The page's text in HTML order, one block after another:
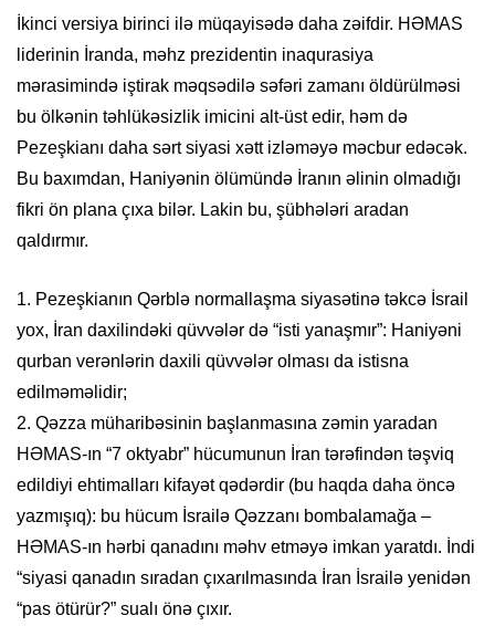
İkinci versiya birinci ilə müqayisədə daha zəifdir. HƏMAS
liderinin İranda, məhz prezidentin inaqurasiya
mərasimində iştirak məqsədilə səfəri zamanı öldürülməsi
bu ölkənin təhlükəsizlik imicini alt-üst edir, həm də
Pezeşkianı daha sərt siyasi xətt izləməyə məcbur edəcək.
Bu baxımdan, Haniyənin ölümündə İranın əlinin olmadığı
fikri ön plana çıxa bilər. Lakin bu, şübhələri aradan
qaldırmır.
1. Pezeşkianın Qərblə normallaşma siyasətinə təkcə İsrail
yox, İran daxilindəki qüvvələr də “isti yanaşmır”: Haniyəni
qurban verənlərin daxili qüvvələr olması da istisna
edilməməlidir;
2. Qəzza müharibəsinin başlanmasına zəmin yaradan
HƏMAS-ın “7 oktyabr” hücumunun İran tərəfindən təşviq
edildiyi ehtimalları kifayət qədərdir (bu haqda daha öncə
yazmışıq): bu hücum İsrailə Qəzzanı bombalamağa –
HƏMAS-ın hərbi qanadını məhv etməyə imkan yaratdı. İndi
“siyasi qanadın sıradan çıxarılmasında İran İsrailə yenidən
“pas ötürür?” sualı önə çıxır.